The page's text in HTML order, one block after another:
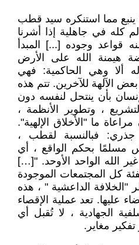
ينبع مما استنكره سيد قطب
كله في جاهلية إذا أشرنا
قواعد وجوده [...] المبدأ
هيمنة الله على الأرض
ألا وهي الحاكمية: فهي
الآلهة للآخرين. تتم هذه
بأن ينتحل لنفسه دون
، وتطوير الأنظمة ،
ما "الأخلاق الإلهية".
فبالنسبة لقطب ،
مسلمًا بحكم الواقع ، أي
الله الواحد الأوحد. "[…]
كل المجتمعات الموجودة
الداعشية " ، هذه
عليها. تعد عملية الإقصاء
الجهادية ، لا تُقبل أي
مغاير.